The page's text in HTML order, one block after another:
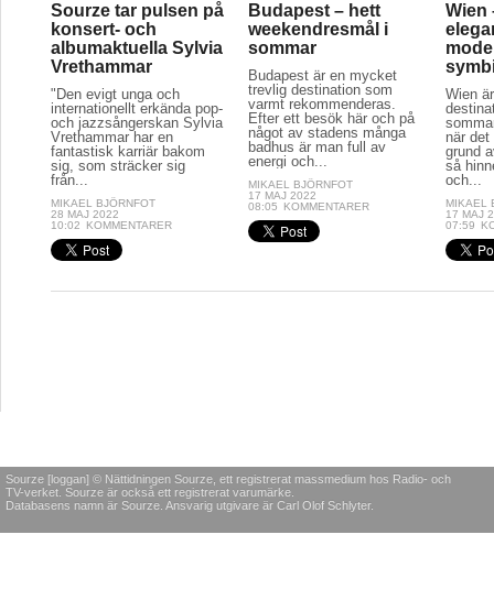
Sourze tar pulsen på
konsert- och
albumaktuella Sylvia
Vrethammar
"Den evigt unga och
internationellt erkända pop-
och jazzsångerskan Sylvia
Vrethammar har en
fantastisk karriär bakom
sig, som sträcker sig
från...
MIKAEL BJÖRNFOT
28 MAJ 2022
10:02
KOMMENTARER
Budapest – hett
weekendresmål i
sommar
Budapest är en mycket
trevlig destination som
varmt rekommenderas.
Efter ett besök här och på
något av stadens många
badhus är man full av
energi och...
MIKAEL BJÖRNFOT
17 MAJ 2022
08:05
KOMMENTARER
Wien
Wien
när det
grund
så
och...
MIKAEL
17 MAJ
07:59
Sourze [loggan] © Nättidningen Sourze, ett registrerat massmedium hos Radio- och
TV-verket. Sourze är också ett registrerat varumärke.
Databasens namn är Sourze. Ansvarig utgivare är Carl Olof Schlyter.